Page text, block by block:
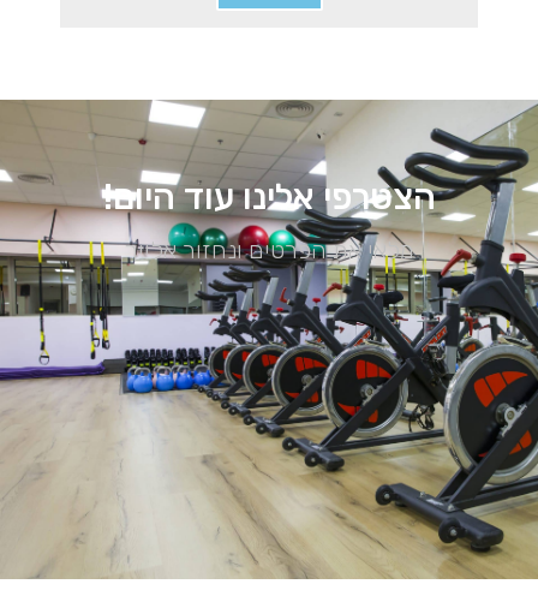
הצטרפי אלינו עוד היום!
מלאי את הפרטים ונחזור אלייך